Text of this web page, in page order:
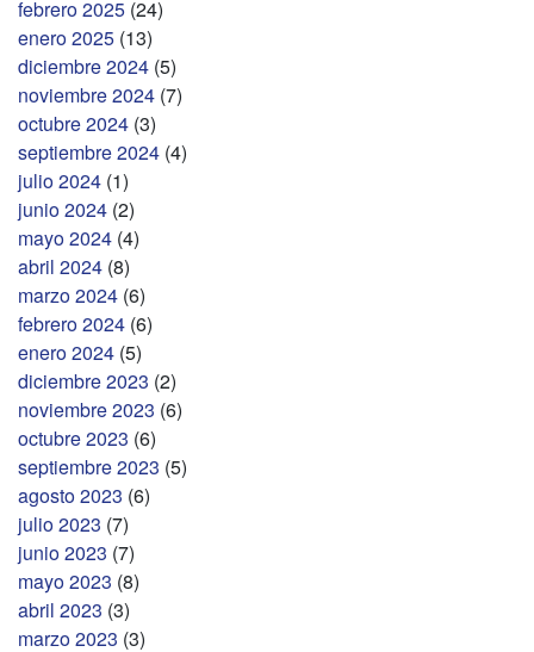
febrero 2025 (24)
enero 2025 (13)
diciembre 2024 (5)
noviembre 2024 (7)
octubre 2024 (3)
septiembre 2024 (4)
julio 2024 (1)
junio 2024 (2)
mayo 2024 (4)
abril 2024 (8)
marzo 2024 (6)
febrero 2024 (6)
enero 2024 (5)
diciembre 2023 (2)
noviembre 2023 (6)
octubre 2023 (6)
septiembre 2023 (5)
agosto 2023 (6)
julio 2023 (7)
junio 2023 (7)
mayo 2023 (8)
abril 2023 (3)
marzo 2023 (3)